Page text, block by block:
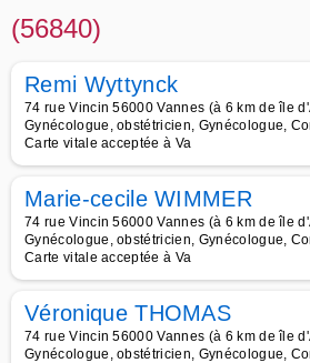
(56840)
Remi Wyttynck
74 rue Vincin 56000 Vannes (à 6 km de île
Gynécologue, obstétricien, Gynécologue,
Carte vitale acceptée à Va
Marie-cecile WIMMER
74 rue Vincin 56000 Vannes (à 6 km de île
Gynécologue, obstétricien, Gynécologue,
Carte vitale acceptée à Va
Véronique THOMAS
74 rue Vincin 56000 Vannes (à 6 km de île
Gynécologue, obstétricien, Gynécologue,